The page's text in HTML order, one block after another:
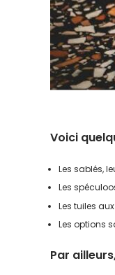
Voici
Les sablés,
Les
Les tuiles
Les options
Par